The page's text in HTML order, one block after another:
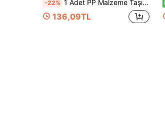
-22% 1 Adet PP Malzeme Taşınabilir Katlanabilir Hava Yastıklı Tarak, Pembe/Gümüş Fiyonklu Katlanabilir Ayna Tarak, 2'si 1 Arada Taşınabilir Makyaj Aynası Tarak, Seyahat, Ev ve Yurt İçin Uygun
136,09TL